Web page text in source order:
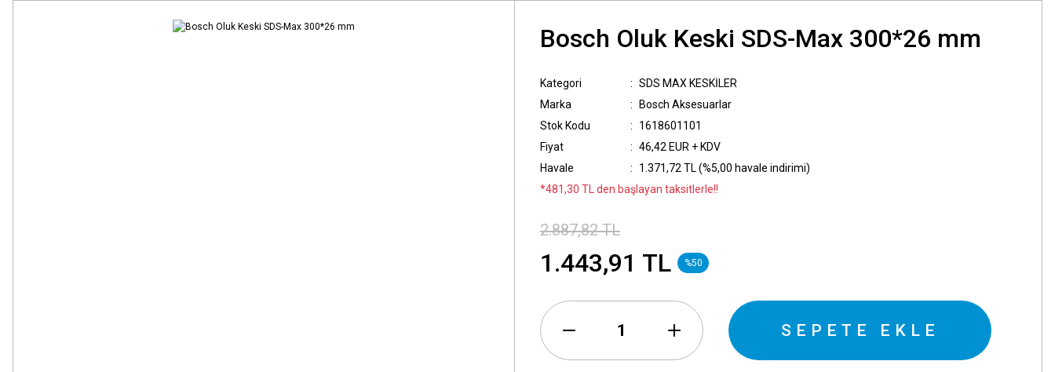
Bosch Oluk Keski SDS-Max 300*26 mm
Kategori
SDS MAX KESKİLER
Marka
Bosch Aksesuarlar
Stok Kodu
1618601101
Fiyat
46,42 EUR + KDV
Havale
1.371,72 TL (%5,00 havale indirimi)
*481,30 TL den başlayan taksitlerle!!
2.887,82 TL
1.443,91 TL %50
SEPETE EKLE